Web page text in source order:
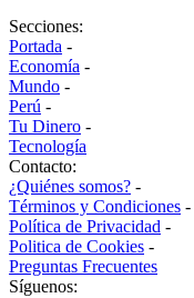
Secciones:
Portada -
Economía -
Mundo -
Perú -
Tu Dinero -
Tecnología
Contacto:
¿Quiénes somos? -
Términos y Condiciones -
Política de Privacidad -
Politica de Cookies -
Preguntas Frecuentes
Síguenos: